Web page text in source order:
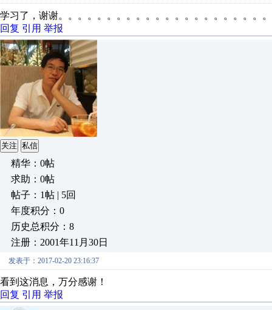
学习了，谢谢。。。。。。。。。。。。。。。。。。。。。。
回复 引用 举报
关注 私信
精华：0帖
求助：0帖
帖子：1帖 | 5回
年度积分：0
历史总积分：8
注册：2001年11月30日
发表于：2017-02-20 23:16:37
看到这消息，万分感谢！
回复 引用 举报